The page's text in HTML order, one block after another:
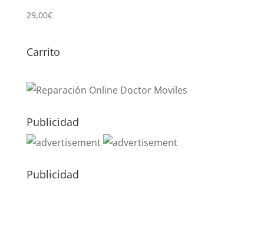
29,00€
Carrito
Publicidad
Publicidad